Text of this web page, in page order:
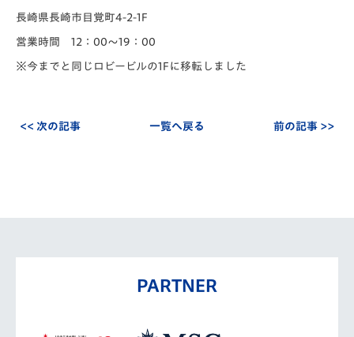
長崎県長崎市目覚町4-2-1F
営業時間 12：00～19：00
※今までと同じロビービルの1Fに移転しました
<< 次の記事 一覧へ戻る 前の記事 >>
PARTNER